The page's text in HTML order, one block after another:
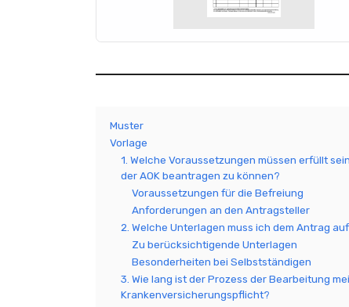
Muster
Vorlage
1. Welche Voraussetzungen müssen erfüllt
der AOK beantragen zu können?
Voraussetzungen für die Befreiung
Anforderungen an den Antragsteller
2. Welche Unterlagen muss ich dem Antrag
Zu berücksichtigende Unterlagen
Besonderheiten bei Selbstständigen
3. Wie lang ist der Prozess der Bearbeitung
Krankenversicherungspflicht?